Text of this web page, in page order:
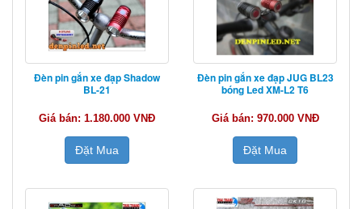
Đèn pin gắn xe đạp Shadow
BL-21
Giá bán: 1.180.000 VNĐ
Đặt Mua
Đèn pin gắn xe đạp JUG BL23
bóng Led XM-L2 T6
Giá bán: 970.000 VNĐ
Đặt Mua